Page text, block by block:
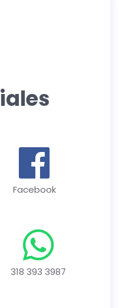
Facebook
318 393 3987